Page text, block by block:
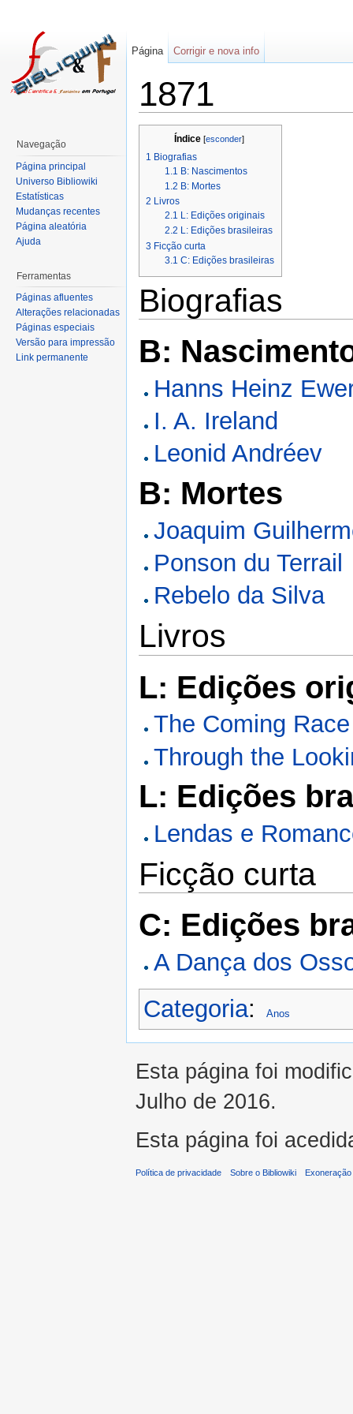
1871
Índice [esconder]
1 Biografias
1.1 B: Nascimentos
1.2 B: Mortes
2 Livros
2.1 L: Edições originais
2.2 L: Edições brasileiras
3 Ficção curta
3.1 C: Edições brasileiras
Biografias
B:
Hanns Heinz
I. A. Ireland
Leonid Andréev
B: Mortes
Joaquim
Ponson du Terrail
Rebelo da Silva
Livros
L: Edições
The Coming Race
Through the
L: Edições
Lendas e
Ficção curta
C: Edições
A Dança dos
Categoria: Anos
Página Corrigir e nova info
Navegação
Página principal
Universo Bibliowiki
Estatísticas
Mudanças recentes
Página aleatória
Ajuda
Ferramentas
Páginas afluentes
Alterações relacionadas
Páginas especiais
Versão para impressão
Link permanente
Esta página foi
Julho de 2016.
Esta página foi
Política de privacidade Sobre o Bibliowiki